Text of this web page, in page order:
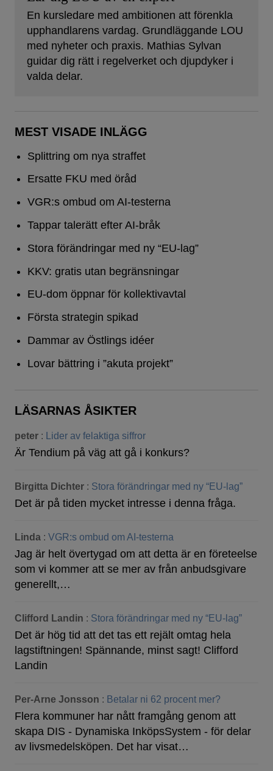
En kursledare med ambitionen att förenkla
upphandlarens vardag. Grundläggande LOU
med nyheter och praxis. Mathias Sylvan
guidar dig rätt i regelverket och djupdyker i
valda delar.
MEST VISADE INLÄGG
Splittring om nya straffet
Ersatte FKU med öråd
VGR:s ombud om AI-testerna
Tappar talerätt efter AI-bråk
Stora förändringar med ny “EU-lag”
KKV: gratis utan begränsningar
EU-dom öppnar för kollektivavtal
Första strategin spikad
Dammar av Östlings idéer
Lovar bättring i ”akuta projekt”
LÄSARNAS ÅSIKTER
peter : Lider av felaktiga siffror
Är Tendium på väg att gå i konkurs?
Birgitta Dichter : Stora förändringar med ny “EU-lag”
Det är på tiden mycket intresse i denna fråga.
Linda : VGR:s ombud om AI-testerna
Jag är helt övertygad om att detta är en företeelse
som vi kommer att se mer av från anbudsgivare
generellt,…
Clifford Landin : Stora förändringar med ny “EU-lag”
Det är hög tid att det tas ett rejält omtag hela
lagstiftningen! Spännande, minst sagt! Clifford
Landin
Per-Arne Jonsson : Betalar ni 62 procent mer?
Flera kommuner har nått framgång genom att
skapa DIS - Dynamiska InköpsSystem - för delar
av livsmedelsköpen. Det har visat…